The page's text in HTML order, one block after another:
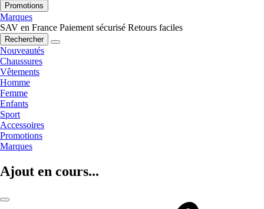
Promotions
Marques
SAV en France Paiement sécurisé Retours faciles
Rechercher
Nouveautés
Chaussures
Vêtements
Homme
Femme
Enfants
Sport
Accessoires
Promotions
Marques
Ajout en cours...